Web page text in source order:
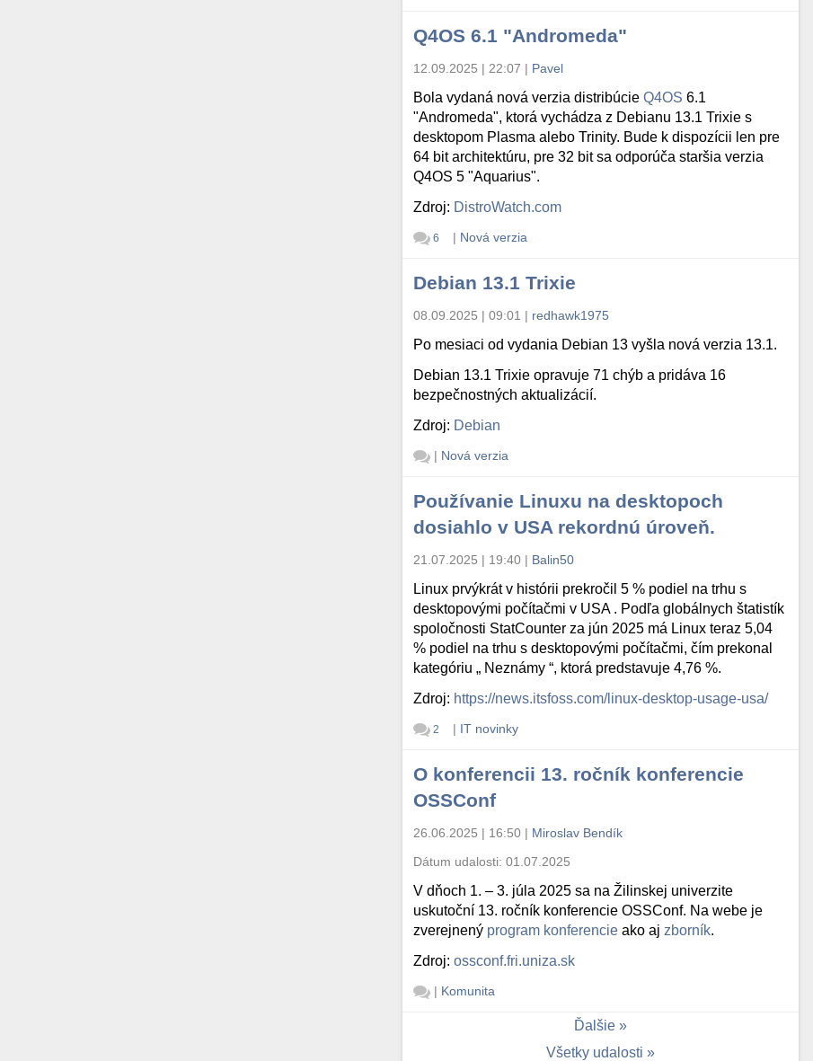
Q4OS 6.1 "Andromeda"
12.09.2025 | 22:07 | Pavel
Bola vydaná nová verzia distribúcieQ4OS 6.1
"Andromeda", ktorá vychádza z Debianu 13.1 Trixie s
desktopom Plasma alebo Trinity. Bude k dispozícii len pre
64 bit architektúru, pre 32 bit sa odporúča staršia verzia
Q4OS 5 "Aquarius".
Zdroj: DistroWatch.com
6 | Nová verzia
Debian 13.1 Trixie
08.09.2025 | 09:01 | redhawk1975
Po mesiaci od vydania Debian 13 vyšla nová verzia 13.1.
Debian 13.1 Trixie opravuje 71 chýb a pridáva 16
bezpečnostných aktualizácií.
Zdroj: Debian
| Nová verzia
Používanie Linuxu na desktopoch
dosiahlo v USA rekordnú úroveň.
21.07.2025 | 19:40 | Balin50
Linux prvýkrát v histórii prekročil 5 % podiel na trhu s
desktopovými počítačmi v USA . Podľa globálnych štatistík
spoločnosti StatCounter za jún 2025 má Linux teraz 5,04
% podiel na trhu s desktopovými počítačmi, čím prekonal
kategóriu „ Neznámy “, ktorá predstavuje 4,76 %.
Zdroj: https://news.itsfoss.com/linux-desktop-usage-usa/
2 | IT novinky
O konferencii 13. ročník konferencie
OSSConf
26.06.2025 | 16:50 | Miroslav Bendík
Dátum udalosti:01.07.2025
V dňoch 1. – 3. júla 2025 sa na Žilinskej univerzite
uskutoční 13. ročník konferencie OSSConf. Na webe je
zverejnený program konferencie ako aj zborník.
Zdroj:ossconf.fri.uniza.sk
| Komunita
Ďalšie
Všetky udalosti